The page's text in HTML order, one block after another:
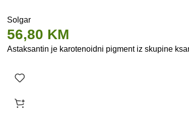
Solgar
56,80 KM
Astaksantin je karotenoidni pigment iz skupine